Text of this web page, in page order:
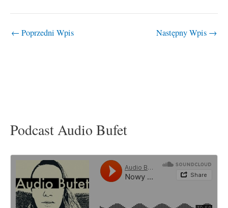
← Poprzedni Wpis Następny Wpis →
Podcast Audio Bufet